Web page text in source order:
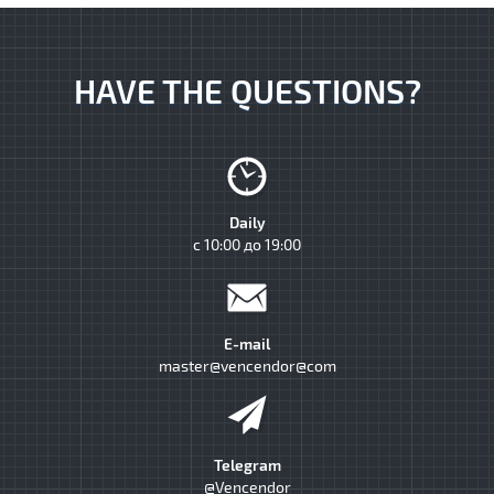
HAVE THE QUESTIONS?
Daily
с 10:00 до 19:00
E-mail
master@vencendor@com
Telegram
@Vencendor